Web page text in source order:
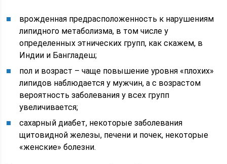
врожденная предрасположенность к нарушениям
липидного метаболизма, в том числе у
определенных этнических групп, как скажем, в
Индии и Бангладеш;
пол и возраст – чаще повышение уровня «плохих»
липидов наблюдается у мужчин, а с возрастом
вероятность заболевания у всех групп
увеличивается;
сахарный диабет, некоторые заболевания
щитовидной железы, печени и почек, некоторые
«женские» болезни.